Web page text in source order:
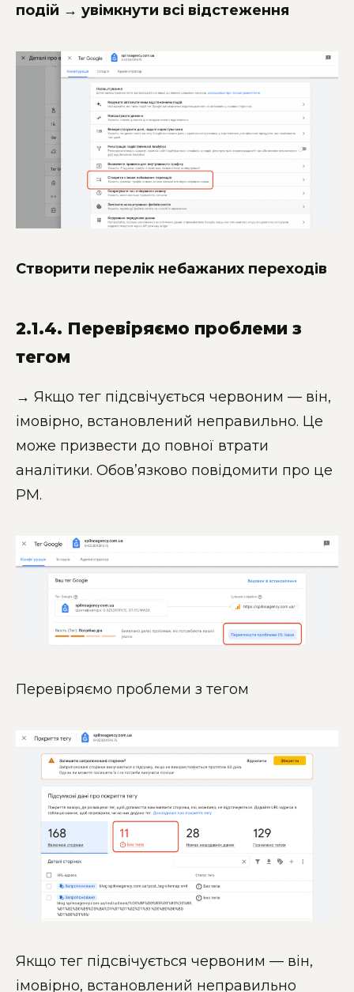
подій → увімкнути всі відстеження
Створити перелік небажаних переходів
2.1.4. Перевіряємо проблеми з
тегом
→ Якщо тег підсвічується червоним — він,
імовірно, встановлений неправильно. Це
може призвести до повної втрати
аналітики. Обов’язково повідомити про це
PM.
Перевіряємо проблеми з тегом
Якщо тег підсвічується червоним — він,
імовірно, встановлений неправильно